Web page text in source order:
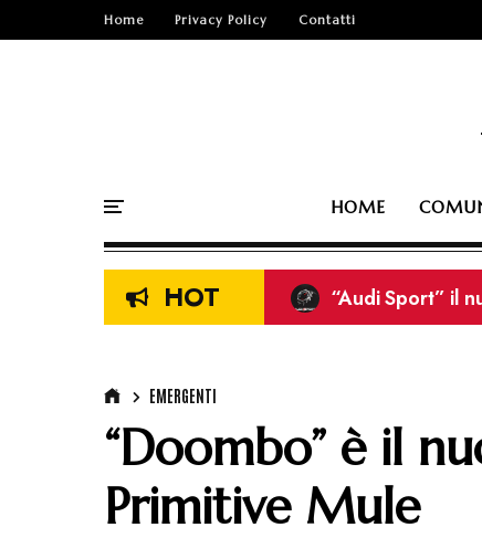
Home Privacy Policy Contatti
HOME
HOT “Audi Sport” il
I Tarantolati di
Erisu: è online il
EMERGENTI
“Doombo” è il
Primitive Mule